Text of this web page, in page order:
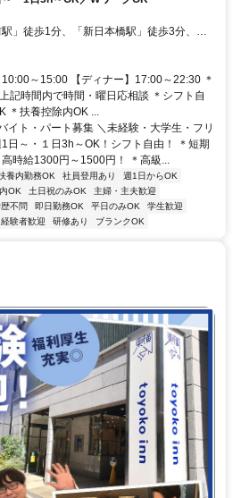
」徒歩1分、「新日本橋駅」徒歩3分、
～15:00 【ディナー】17:00～22:30 ＊
記時間内で時間・曜日応相談 ＊シフト自
＊扶養控除内OK ...
イト・パート募集 ＼未経験・大学生・フリ
日～・１日3h～OK！シフト自由！ ＊短期
時給1300円～1500円！ ＊高級...
養内勤務OK 社員登用あり
週1日からOK
OK 土日祝のみOK
主婦・主夫歓迎
不問 即日勤務OK 平日のみOK
学生歓迎
経験者歓迎 研修あり ブランクOK